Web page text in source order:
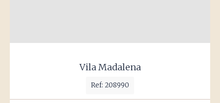
Vila Madalena
Ref: 208990